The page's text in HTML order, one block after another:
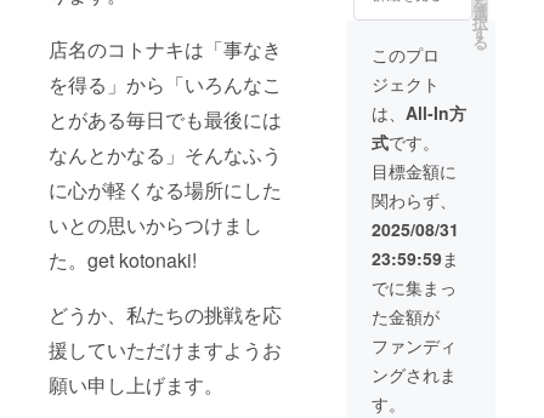
店名のコトナキは「事なき
を得る」から「いろんなこ
とがある毎日でも最後には
なんとかなる」そんなふう
に心が軽くなる場所にした
いとの思いからつけまし
た。get kotonaki!
どうか、私たちの挑戦を応
援していただけますようお
願い申し上げます。
ト提供
＋姫路
おすす
めオリ
ジナル
マップ
の提供
店舗の
詳細：
姫路市
本町68-
1153
姫小路
ビル2F
北 有効
期限：
2025年
9月から
2026年
8月末ま
選
択
す
る
このプロ
ジェクト
は、 All-In方
式です。
目標金額に
関わらず、
2025/08/31
23:59:59ま
でに集まっ
た金額が
ファンディ
ングされま
す。